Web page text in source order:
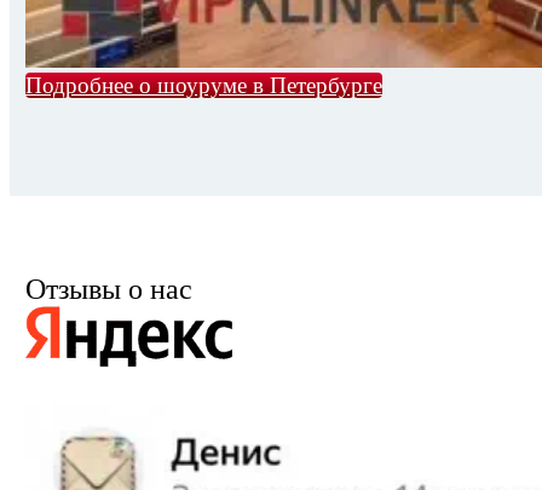
Подробнее о шоуруме в Петербурге
Отзывы о нас